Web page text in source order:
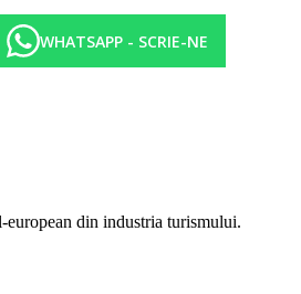
WHATSAPP - SCRIE-NE
european din industria turismului.